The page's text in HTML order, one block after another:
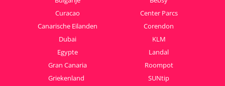
Curacao
Canarische Eilanden
Dubai
Egypte
Gran Canaria
Griekenland
Center Parcs
Corendon
KLM
Landal
Roompot
SUNtip